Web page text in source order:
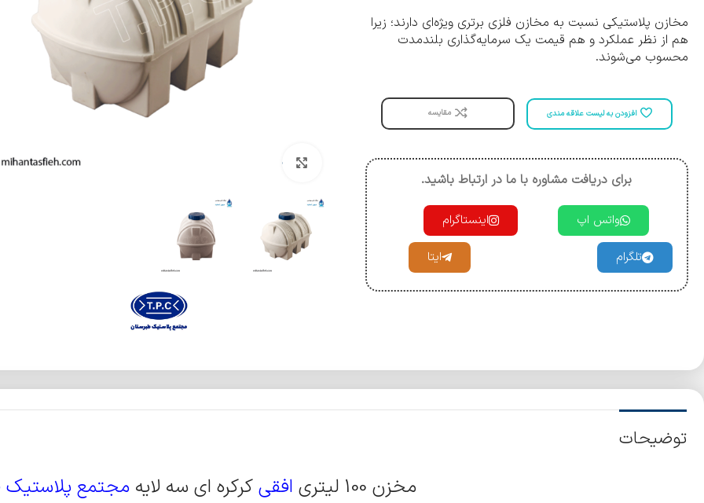
مخازن پلاستیکی نسبت به مخازن فلزی برتری ویژه‌ای دارند؛ زیرا
هم از نظر عملکرد و هم قیمت یک سرمایه‌گذاری بلندمدت
محسوب می‌شوند.
افزودن به لیست علاقه مندی مقایسه
برای دریافت مشاوره با ما در ارتباط باشید.
واتس اپ اینستاگرام
تلگرام ایتا
بزرگنمایی تصویر
توضیحات
مخزن 100 لیتری افقیکرکره ای سه لایهمجتمع پلاستیک